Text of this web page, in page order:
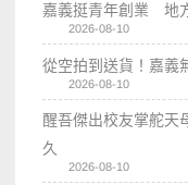
嘉義挺青年創業 地
2026-08-10
從空拍到送貨！嘉義
2026-08-10
醒吾傑出校友掌舵
久
2026-08-10